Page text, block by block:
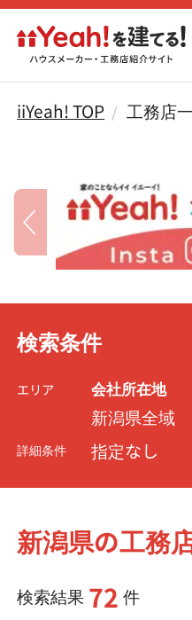
iiYeah! TOP 工務店
検索条件
エリア 会社所在地
新潟県全域
詳細条件 指定なし
新潟県の工務
検索結果 72 件